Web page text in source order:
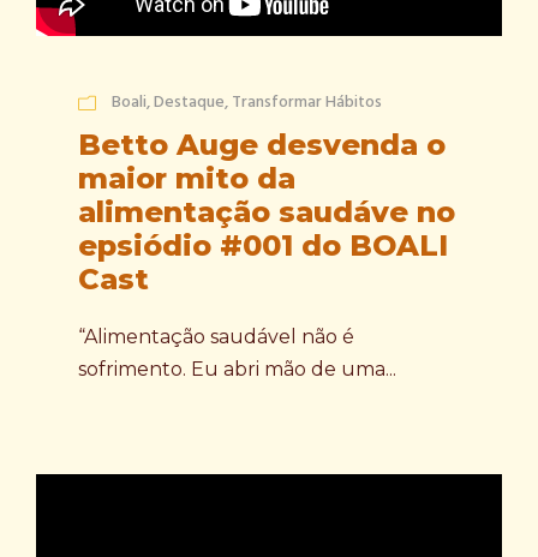
Boali,Destaque,Transformar Hábitos
Betto Auge desvenda o
maior mito da
alimentação saudáve no
epsiódio #001 do BOALI
Cast
“Alimentação saudável não é
sofrimento. Eu abri mão de uma...